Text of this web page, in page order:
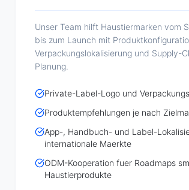
Unser Team hilft Haustiermarken vom
bis zum Launch mit
Verpackungslokalisierung und Supply-
Planung.
Private-Label-Logo und
Produktempfehlungen je nach
App-, Handbuch- und Label-
internationale Maerkte
ODM-Kooperation fuer Roadmaps
Haustierprodukte